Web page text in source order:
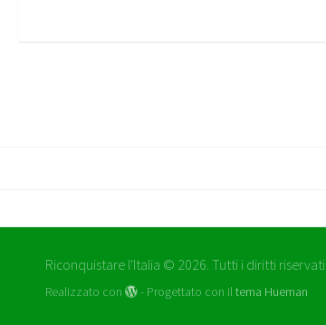
Riconquistare l'Italia © 2026. Tutti i diritti riservati.
Realizzato con - Progettato con iltema Hueman